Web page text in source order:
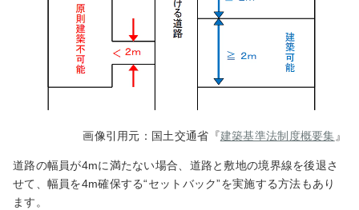
画像引用元：国土交通省『建築基準法制度概要集 』
道路の幅員が4mに満たない場合、道路と敷地の境界線を後退さ
せて、幅員を4m確保する“セットバック”を実施する方法もあり
ます。